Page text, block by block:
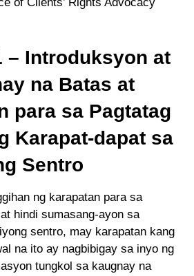
– Introduksyon at
na Batas at
para sa Pagtatag
Karapat-dapat sa
Sentro
ng karapatan para sa
hindi sumasang-ayon sa
sentro, may karapatan kang
na ito ay nagbibigay sa inyo ng
tungkol sa kaugnay na